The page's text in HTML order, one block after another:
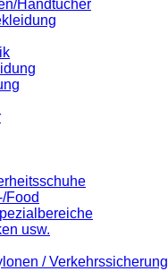
Handtücher
Food
usw.
/ Verkehrssicherung